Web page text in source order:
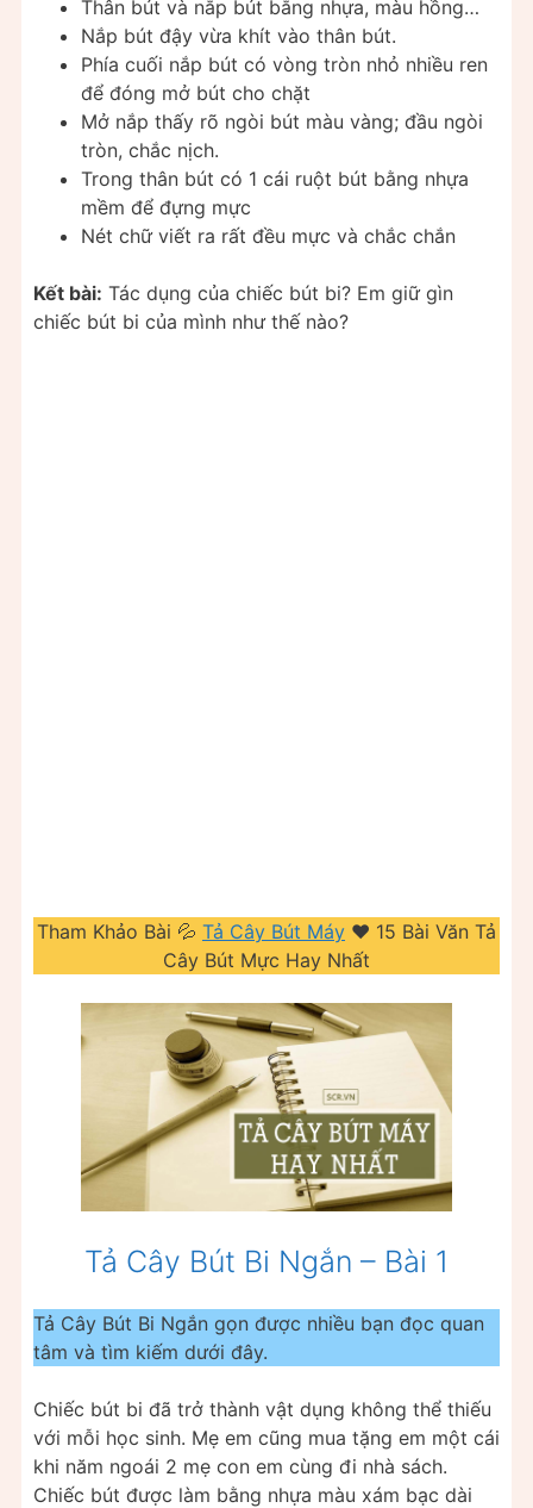
Thân bút và nắp bút bằng nhựa, màu hồng…
Nắp bút đậy vừa khít vào thân bút.
Phía cuối nắp bút có vòng tròn nhỏ nhiều ren
để đóng mở bút cho chặt
Mở nắp thấy rõ ngòi bút màu vàng; đầu ngòi
tròn, chắc nịch.
Trong thân bút có 1 cái ruột bút bằng nhựa
mềm để đựng mực
Nét chữ viết ra rất đều mực và chắc chắn
Kết bài: Tác dụng của chiếc bút bi? Em giữ gìn
chiếc bút bi của mình như thế nào?
Tham Khảo Bài 💦 Tả Cây Bút Máy ❤️️ 15 Bài Văn Tả
Cây Bút Mực Hay Nhất
Tả Cây Bút Bi Ngắn – Bài 1
Tả Cây Bút Bi Ngắn gọn được nhiều bạn đọc quan
tâm và tìm kiếm dưới đây.
Chiếc bút bi đã trở thành vật dụng không thể thiếu
với mỗi học sinh. Mẹ em cũng mua tặng em một cái
khi năm ngoái 2 mẹ con em cùng đi nhà sách.
Chiếc bút được làm bằng nhựa màu xám bạc dài